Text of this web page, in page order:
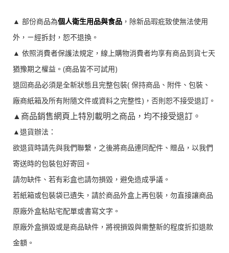
▲ 部份商品為個人衛生用品與食品 ，除新品瑕疪致使無法使用
外，ㄧ經拆封，恕不退換。
▲ 依照消費者保護法規定，線上購物消費者均享有商品到貨七天
猶豫期之權益。(商品皆不可試用)
退回商品必須是全新狀態且完整包裝( 保持商品、附件、包裝、
廠商紙箱及所有附隨文件或資料之完整性)，否則恕不接受退訂。
▲商品銷售網頁上特別載明之商品，均不接受退訂。
▲退貨辦法：
欲退貨時請先與我們聯繫，之後將商品連同配件、贈品，以我們
寄送時的包裝包好寄回。
請勿缺件、若有彩盒也請勿損毀，避免造成爭議。
若紙箱或包裝袋已遺失，請於商品外盒上再包裝，勿直接讓商品
原廠外盒粘貼宅配單或書寫文字。
原廠外盒損毀或是商品缺件，將視損毀與需整新的程度折扣退款
金額。